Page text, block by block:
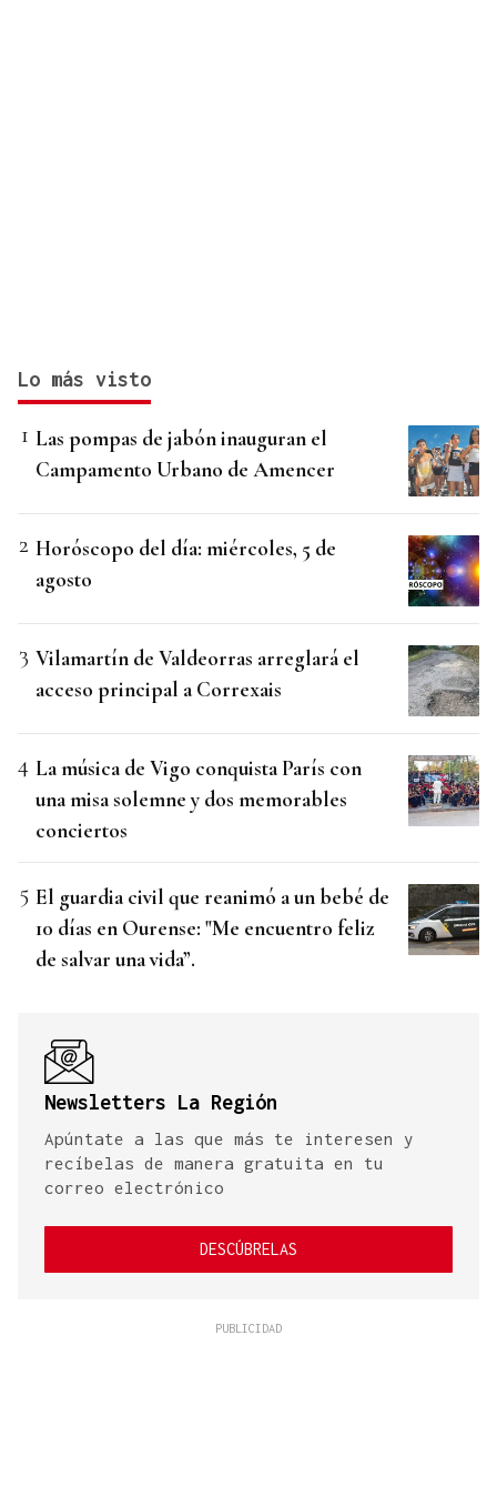
Lo más visto
Las pompas de jabón inauguran el
Campamento Urbano de Amencer
Horóscopo del día: miércoles, 5 de
agosto
Vilamartín de Valdeorras arreglará el
acceso principal a Correxais
La música de Vigo conquista París con
una misa solemne y dos memorables
conciertos
El guardia civil que reanimó a un bebé de
10 días en Ourense: "Me encuentro feliz
de salvar una vida”.
Newsletters La Región
Apúntate a las que más te interesen y
recíbelas de manera gratuita en tu
correo electrónico
DESCÚBRELAS